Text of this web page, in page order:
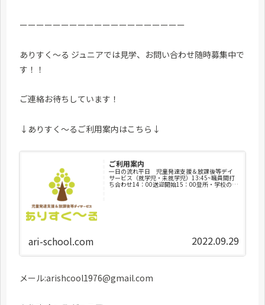
ーーーーーーーーーーーーーーーーーーーー
ありすく～る ジュニアでは見学、お問い合わせ随時募集中で
す！！
ご連絡お待ちしています！
↓ありすく〜るご利用案内はこちら↓
ご利用案内
一日の流れ平日 児童発達支援＆放課後等デイ
サービス（就学児・未就学児）13:45~職員間打
ち合わせ14：00送迎開始15：00登所・学校の宿
ari-school.com 2022.09.29
メール:arishcool1976@gmail.com